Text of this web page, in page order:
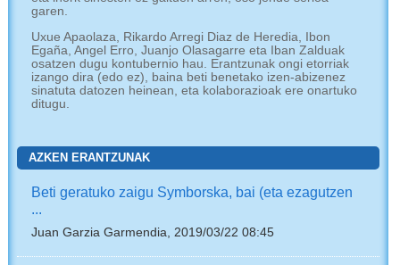
garen.
Uxue Apaolaza, Rikardo Arregi Diaz de Heredia, Ibon
Egaña, Angel Erro, Juanjo Olasagarre eta Iban Zalduak
osatzen dugu kontubernio hau. Erantzunak ongi etorriak
izango dira (edo ez), baina beti benetako izen-abizenez
sinatuta datozen heinean, eta kolaborazioak ere onartuko
ditugu.
AZKEN ERANTZUNAK
Beti geratuko zaigu Symborska, bai (eta ezagutzen
...
Juan Garzia Garmendia, 2019/03/22 08:45